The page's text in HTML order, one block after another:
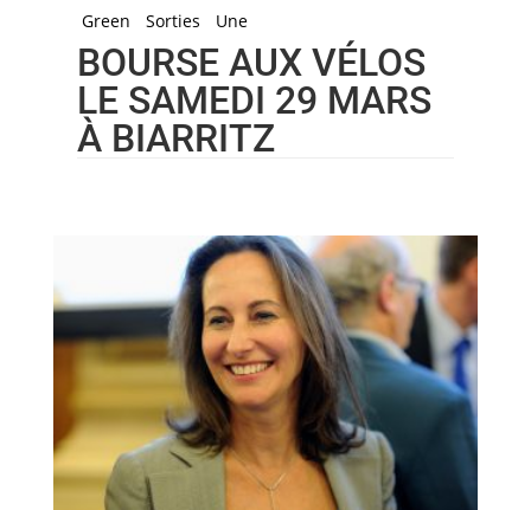
Green Sorties Une
BOURSE AUX VÉLOS
LE SAMEDI 29 MARS
À BIARRITZ